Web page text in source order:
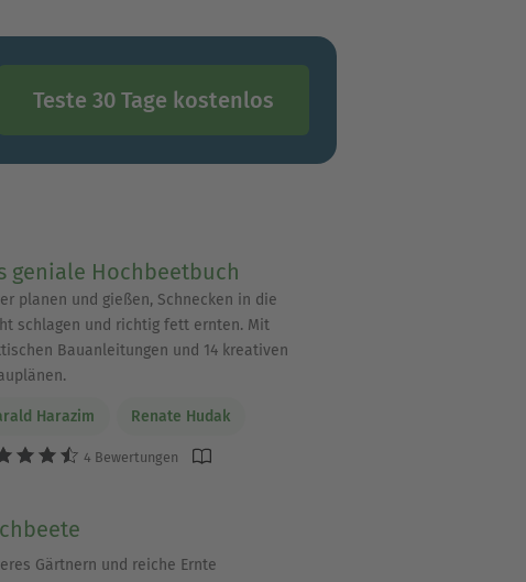
Teste 30 Tage kostenlos
geniale Hochbeetbuch
planen und gießen, Schnecken in die
schlagen und richtig fett ernten. Mit
Bauanleitungen und 14 kreativen
Harazim Renate Hudak
4 Bewertungen
Gärtnern und reiche Ernte